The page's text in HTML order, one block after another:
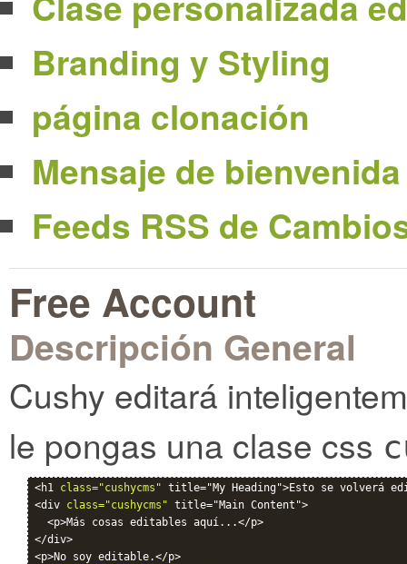
Branding y Styling
página clonación
Mensaje de
Feeds RSS de
Free Account
Descripción General
Cushy editará
le pongas una clase css
<h1 class="cushycms" title="My Heading">Esto se volverá
<div class="cushycms" title="Main Content">
  <p>Más cosas editables aquí...</p>
</div>
<p>No soy editable.</p>